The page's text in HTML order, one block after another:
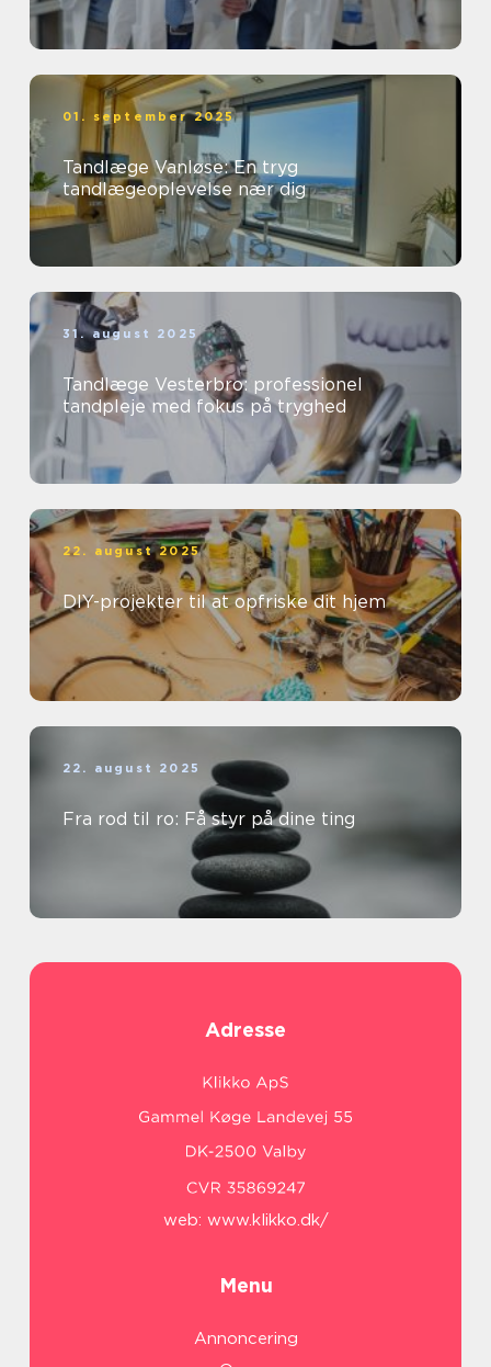
01. september 2025
Tandlæge Vanløse: En tryg
tandlægeoplevelse nær dig
31. august 2025
Tandlæge Vesterbro: professionel
tandpleje med fokus på tryghed
22. august 2025
DIY-projekter til at opfriske dit hjem
22. august 2025
Fra rod til ro: Få styr på dine ting
Adresse
web: www.klikko.dk/
Menu
Annoncering